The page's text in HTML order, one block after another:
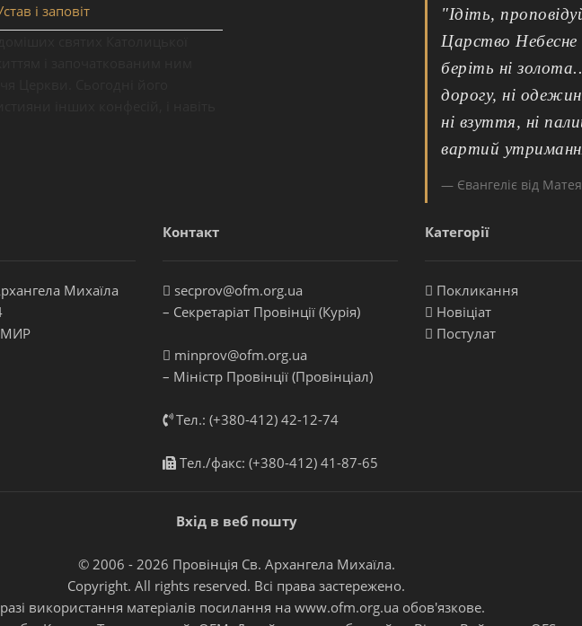
і заповіт
"Ідіть,
Царство
беріть ні
дорогу, ні
ні взуття, ні
вартий
Євангеліє від Матея
Михаїла
Контакт
secprov@ofm.org.ua
– Секретаріат Провінції (Курія)
minprov@ofm.org.ua
– Міністр Провінції (Провінціал)
Тел.: (+380-412) 42-12-74
Тел./факс: (+380-412) 41-87-65
Категорії
Покликання
Новіціат
Постулат
Вхід в веб пошту
© 2006 - 2026 Провінція Св. Архангела Михаїла.
Copyright. All rights reserved. Всі права застережено.
використання матеріалів посилання на www.ofm.org.ua обов'язкове.